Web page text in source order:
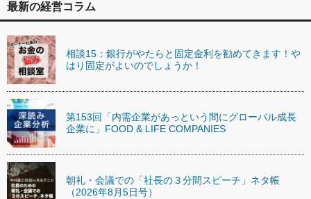
最新の経営コラム
相談15：銀行がやたらと固定金利を勧めてきます！や
はり固定がよいのでしょうか！
第153回「内需企業があっという間にグローバル成長
企業に」FOOD & LIFE COMPANIES
朝礼・会議での「社長の３分間スピーチ」ネタ帳
（2026年8月5日号）